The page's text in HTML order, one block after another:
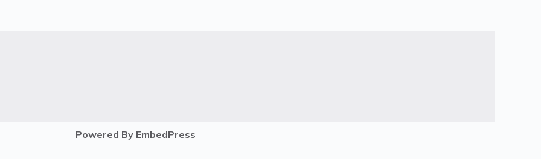
Powered By EmbedPress